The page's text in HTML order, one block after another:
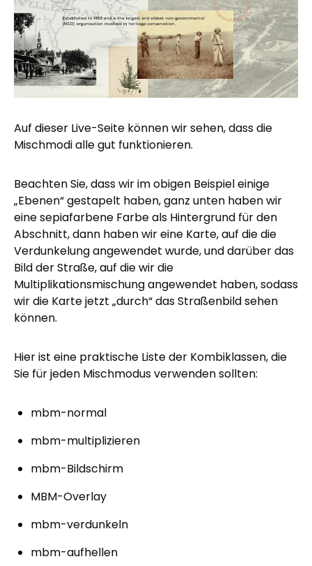
Auf dieser Live-Seite können wir sehen, dass die
Mischmodi alle gut funktionieren.
Beachten Sie, dass wir im obigen Beispiel einige
„Ebenen“ gestapelt haben, ganz unten haben wir
eine sepiafarbene Farbe als Hintergrund für den
Abschnitt, dann haben wir eine Karte, auf die die
Verdunkelung angewendet wurde, und darüber das
Bild der Straße, auf die wir die
Multiplikationsmischung angewendet haben, sodass
wir die Karte jetzt „durch“ das Straßenbild sehen
können.
Hier ist eine praktische Liste der Kombiklassen, die
Sie für jeden Mischmodus verwenden sollten:
mbm-normal
mbm-multiplizieren
mbm-Bildschirm
MBM-Overlay
mbm-verdunkeln
mbm-aufhellen